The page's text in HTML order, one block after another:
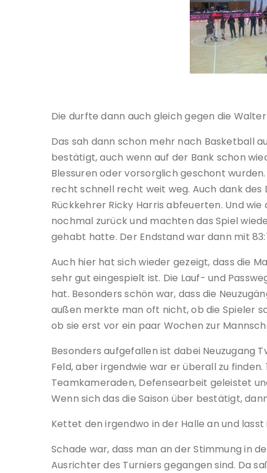
Die durfte dann auch gleich gegen die
Das sah dann schon mehr nach Basketball
bestätigt, auch wenn auf der Bank schon
Blessuren oder vorsorglich geschont
recht schnell recht weit weg. Auch dank des
Rückkehrer Ricky Harris abfeuerten. Und
nochmal zurück und machten das Spiel
gehabt hatte. Der Endstand war dann mit
Auch hier hat sich wieder gezeigt, dass die
sehr gut eingespielt ist. Die Lauf- und
hat. Besonders schön war, dass die
außen merkte man oft nicht, ob die Spieler
ob sie erst vor ein paar Wochen zur
Besonders aufgefallen ist dabei Neuzugang
Feld, aber irgendwie war er überall zu finden.
Teamkameraden, Defensearbeit geleistet
Wenn sich das die Saison über bestätigt,
Kettet den irgendwo in der Halle an und
Schade war, dass man an der Stimmung in
Ausrichter des Turniers gegangen sind. Da